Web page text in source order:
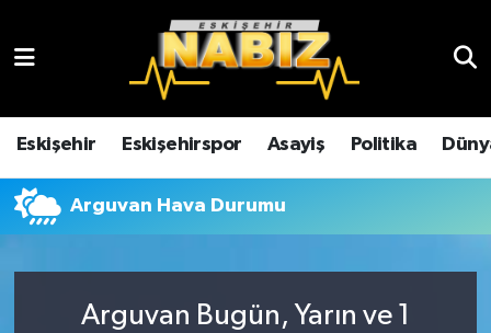
Eskişehir Eskişehirspor Asayiş Politika
Arguvan Hava Durumu
Arguvan Bugün, Yarın ve 1
Çevre
Dünya
Ekonomi
Eskişehir Hava Durumu
Eskişehir Trafik Yoğunluk Haritası
TFF 3.Lig 4.Grup Puan Durumu ve Fikstür
Son Dakika Haberleri